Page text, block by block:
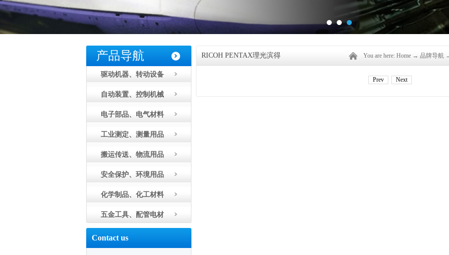
产品导航
驱动机器、转动设备
自动装置、控制机械
电子部品、电气材料
工业测定、测量用品
搬运传送、物流用品
安全保护、环境用品
化学制品、化工材料
五金工具、配管电材
Contact us
RICOH PENTAX理光滨得 You are here: Home → 品牌导航
Prev Next